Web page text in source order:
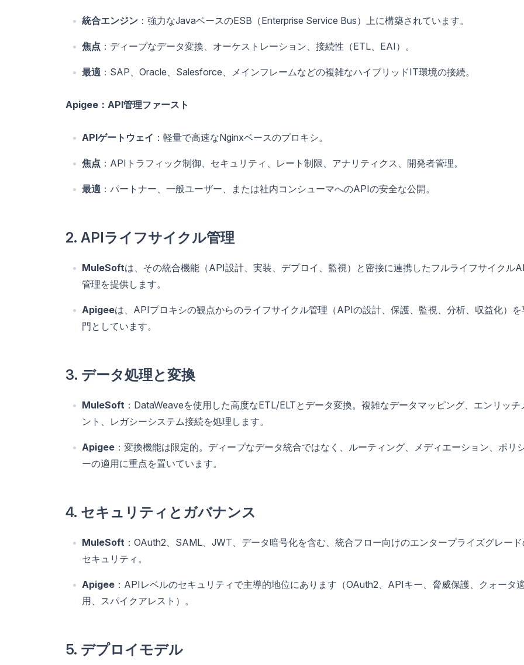
統合エンジン ：強力なJavaベースのESB（Enterprise Service Bus）上に構築されています。
焦点 ：ディープなデータ変換、オーケストレーション、接続性（ETL、EAI）。
最適 ：SAP、Oracle、Salesforce、メインフレームなどの複雑なハイブリッドIT環境の接続。
Apigee：API管理ファースト
APIゲートウェイ ：軽量で高速なNginxベースのプロキシ。
焦点 ：APIトラフィック制御、セキュリティ、レート制限、アナリティクス、開発者管理。
最適 ：パートナー、一般ユーザー、または社内コンシューマへのAPIの安全な公開。
2. APIライフサイクル管理
MuleSoftは、その統合機能（API設計、実装、デプロイ、監視）と密接に連携したフルライフサイクル
管理を提供します。
Apigeeは、APIプロキシの観点からのライフサイクル管理（APIの設計、保護、監視、分析、収益化）を
門としています。
3. データ処理と変換
MuleSoft ：DataWeaveを使用した高度なETL/ELTとデータ変換。複雑なデータマッピング、エンリッチ
ント、レガシーシステム接続を処理します。
Apigee ：変換機能は限定的。ディープなデータ統合ではなく、ルーティング、メディエーション、ポリ
ーの適用に重点を置いています。
4. セキュリティとガバナンス
MuleSoft ：OAuth2、SAML、JWT、データ暗号化を含む、統合フロー向けのエンタープライズグレー
セキュリティ。
Apigee ：APIレベルのセキュリティで主導的地位にあります（OAuth2、APIキー、脅威保護、クォータ
用、スパイクアレスト）。
5. デプロイモデル